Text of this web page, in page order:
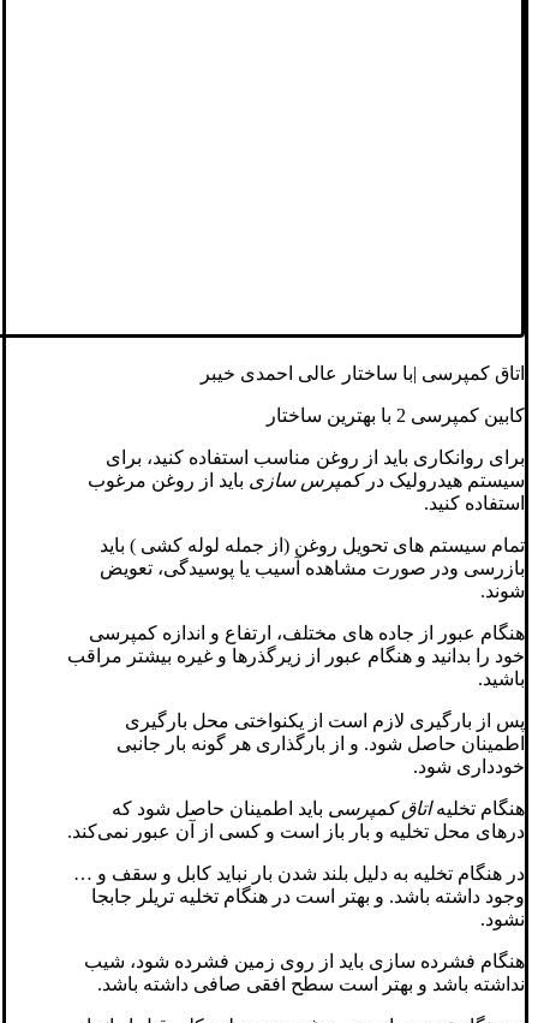
اتاق کمپرسی |با ساختار عالی احمدی خیبر
کابین کمپرسی 2 با بهترین ساختار
برای روانکاری باید از روغن مناسب استفاده کنید، برای
سیستم هیدرولیک درکمپرس سازی باید از روغن مرغوب
استفاده کنید.
تمام سیستم های تحویل روغن (از جمله لوله کشی ) باید
بازرسی ودر صورت مشاهده آسیب یا پوسیدگی، تعویض
شوند.
هنگام عبور از جاده های مختلف، ارتفاع و اندازه کمپرسی
خود را بدانید و هنگام عبور از زیرگذرها و غیره بیشتر مراقب
باشید.
پس از بارگیری لازم است از یکنواختی محل بارگیری
اطمینان حاصل شود. و از بارگذاری هر گونه بار جانبی
خودداری شود.
هنگام تخلیهاتاق کمپرسی باید اطمینان حاصل شود که
درهای محل تخلیه و بار باز است و کسی از آن عبور نمی‌کند.
در هنگام تخلیه به دلیل بلند شدن بار نباید کابل و سقف و …
وجود داشته باشد. و بهتر است در هنگام تخلیه تریلر جابجا
نشود.
هنگام فشرده سازی باید از روی زمین فشرده شود، شیب
نداشته باشد و بهتر است سطح افقی صافی داشته باشد.